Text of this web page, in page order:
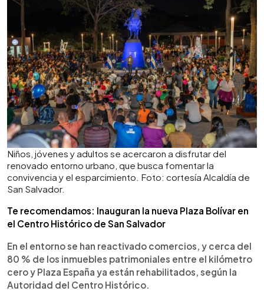
Niños, jóvenes y adultos se acercaron a disfrutar del
renovado entorno urbano, que busca fomentar la
convivencia y el esparcimiento. Foto: cortesía Alcaldía de
San Salvador.
Te recomendamos: Inauguran la nueva Plaza Bolívar en
el Centro Histórico de San Salvador
En el entorno se han reactivado comercios, y cerca del
80 % de los inmuebles patrimoniales entre el kilómetro
cero y Plaza España ya están rehabilitados, según la
Autoridad del Centro Histórico.